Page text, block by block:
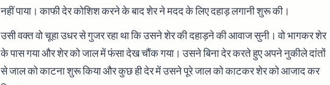
नहीं पाया। काफी देर कोशिश करने के बाद शेर ने मदद के लिए दहाड़ लगानी शुरू की।
उसी वक्त वो चूहा उधर से गुजर रहा था कि उसने शेर की दहाड़ने की आवाज सुनी। वो भागकर शेर
के पास गया और शेर को जाल में फंसा देख चौंक गया। उसने बिना देर करते हुए अपने नुकीले दांतों
से जाल को काटना शुरू किया और कुछ ही देर में उसने पूरे जाल को काटकर शेर को आजाद कर